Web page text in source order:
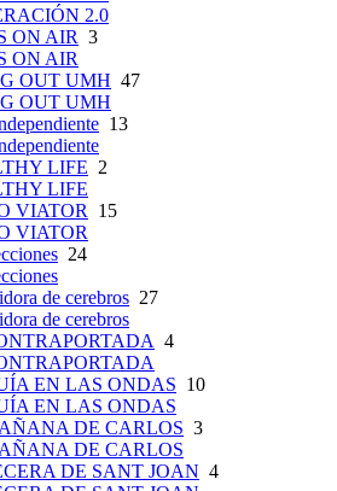
2.0
ON AIR 3
ON AIR
OUT UMH 47
OUT UMH
13
LIFE 2
LIFE
VIATOR
15
VIATOR
24
de cerebros 27
de cerebros
4
EN LAS ONDAS 10
EN LAS ONDAS
DE CARLOS 3
DE CARLOS
DE SANT JOAN 4